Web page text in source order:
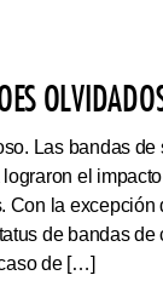
Las bandas de
el
Con la excepción
de bandas de
de […]